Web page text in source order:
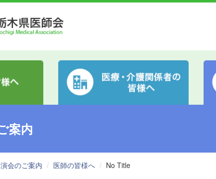
案内
会のご案内 医師の皆様へ No Title